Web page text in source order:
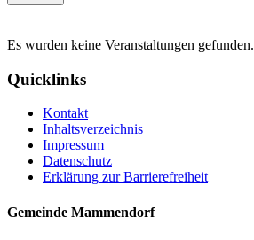
Es wurden keine Veranstaltungen gefunden.
Quicklinks
Kontakt
Inhaltsverzeichnis
Impressum
Datenschutz
Erklärung zur Barrierefreiheit
Gemeinde Mammendorf